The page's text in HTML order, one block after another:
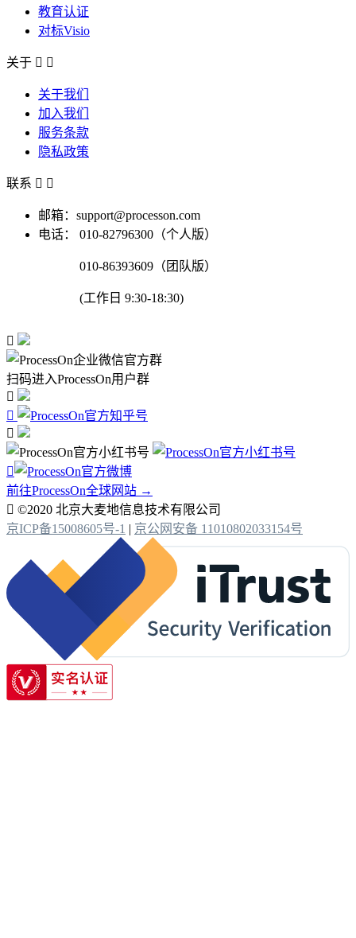
教育认证
对标Visio
关于  
关于我们
加入我们
服务条款
隐私政策
联系  
邮箱：support@processon.com
电话：
010-82796300（个人版）
010-86393609（团队版）
(工作日 9:30-18:30)

扫码进入ProcessOn用户群




前往ProcessOn全球网站 →
 ©2020 北京大麦地信息技术有限公司
京ICP备15008605号-1 | 京公网安备 11010802033154号